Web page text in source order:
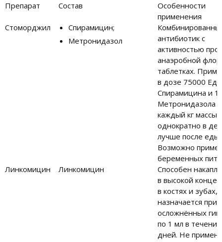
Препарат Состав
Особенности
применения
Стоморджил
Спирамицин;
Метронидазол
антибиотик с
активностью
анаэробной
таблетках.
в дозе 75000 Ед
Спирамицина и
Метронидазола
каждый кг массы
однократно в
лучше после еды.
Возможно
беременных
Линкомицин
Линкомицин
Способен
в высокой
в костях и зубах,
назначается при
осложнённых
по 1 мл в
дней. Не